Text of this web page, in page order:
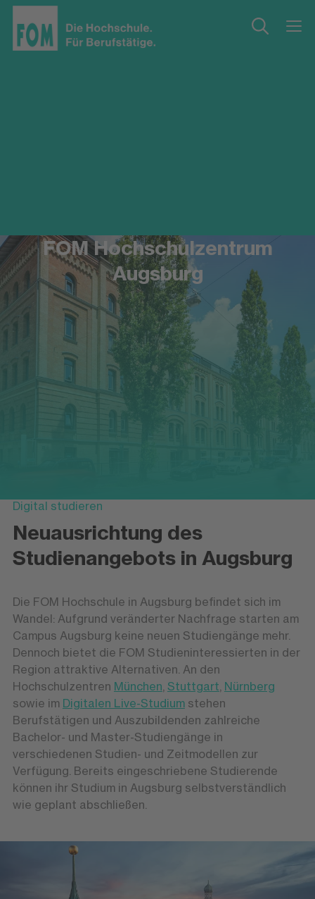
FOM Hochschulzentrum
Augsburg
Digital studieren
Neuausrichtung des
Studienangebots in Augsburg
Die FOM Hochschule in Augsburg befindet sich im
Wandel: Aufgrund veränderter Nachfrage starten am
Campus Augsburg keine neuen Studiengänge mehr.
Dennoch bietet die FOM Studieninteressierten in der
Region attraktive Alternativen. An den
Hochschulzentren München, Stuttgart, Nürnberg
sowie im Digitalen Live-Studiumstehen
Berufstätigen und Auszubildenden zahlreiche
Bachelor- und Master-Studiengänge in
verschiedenen Studien- und Zeitmodellen zur
Verfügung. Bereits eingeschriebene Studierende
können ihr Studium in Augsburg selbstverständlich
wie geplant abschließen.